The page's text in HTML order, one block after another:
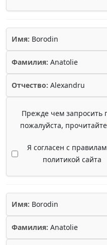
Имя: Borodin
Фамилия: Anatolie
Отчество: Alexandru
Прежде чем запросить
пожалуйста, прочитайте
Я согласен с
политикой сайта
Имя: Borodin
Фамилия: Anatolie